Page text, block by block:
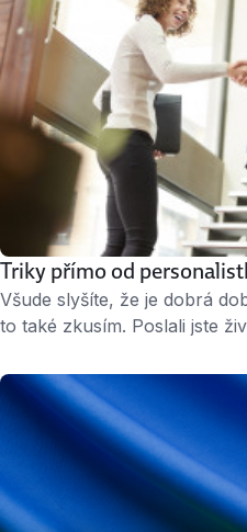
Triky přímo od
Všude slyšíte, že je dobrá
to také zkusím. Poslali jste
Nenechte se tím otrávit!
v personalistice a v dnešním
můžete zkusit dělat jinak,
pohovor. …